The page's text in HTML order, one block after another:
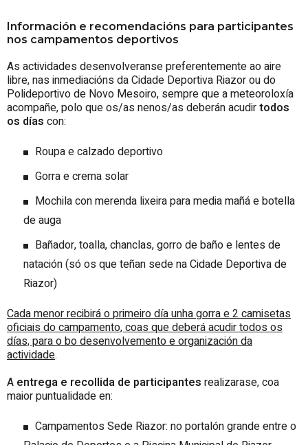
Información e recomendacións para participantes
nos campamentos deportivos
As actividades desenvolveranse preferentemente ao aire
libre, nas inmediacións da Cidade Deportiva Riazor ou do
Polideportivo de Novo Mesoiro, sempre que a meteoroloxía
acompañe, polo que os/as nenos/as deberán acudirtodos
os días con:
Roupa e calzado deportivo
Gorra e crema solar
Mochila con merenda lixeira para media mañá e botella
de auga
Bañador, toalla, chanclas, gorro de baño e lentes de
natación (só os que teñan sede na Cidade Deportiva de
Riazor)
Cada menor recibirá oprimeiro día unhagorra e 2 camisetas
oficiais do campamento, coas que deberá acudir todos os
días, para o bo desenvolvemento e organización da
actividade.
A entrega e recollida de participantes realizarase, coa
maior puntualidade en:
Campamentos Sede Riazor: noportalón grande entre o